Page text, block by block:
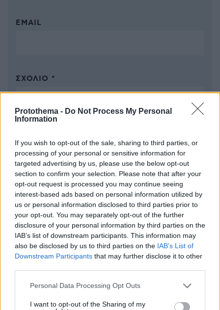
Protothema - Do Not Process My Personal
Information
If you wish to opt-out of the sale, sharing to third parties, or
processing of your personal or sensitive information for
targeted advertising by us, please use the below opt-out
section to confirm your selection. Please note that after your
opt-out request is processed you may continue seeing
interest-based ads based on personal information utilized by
us or personal information disclosed to third parties prior to
your opt-out. You may separately opt-out of the further
disclosure of your personal information by third parties on the
IAB’s list of downstream participants. This information may
also be disclosed by us to third parties on the IAB’s List of
Downstream Participants that may further disclose it to other
Please note that this website/app uses one or more Google
not limited to your visit or usage behaviour. You may click to
Personal Data Processing Opt Outs
I want to opt-out of the Sharing of my
EMAIL
ΣΧΌΛΙΟ *
Απομένουν2500χαρακτήρες
* Υποχρεωτικά πεδία
ΡΟΗ ΕΙΔΗΣΕΩΝ